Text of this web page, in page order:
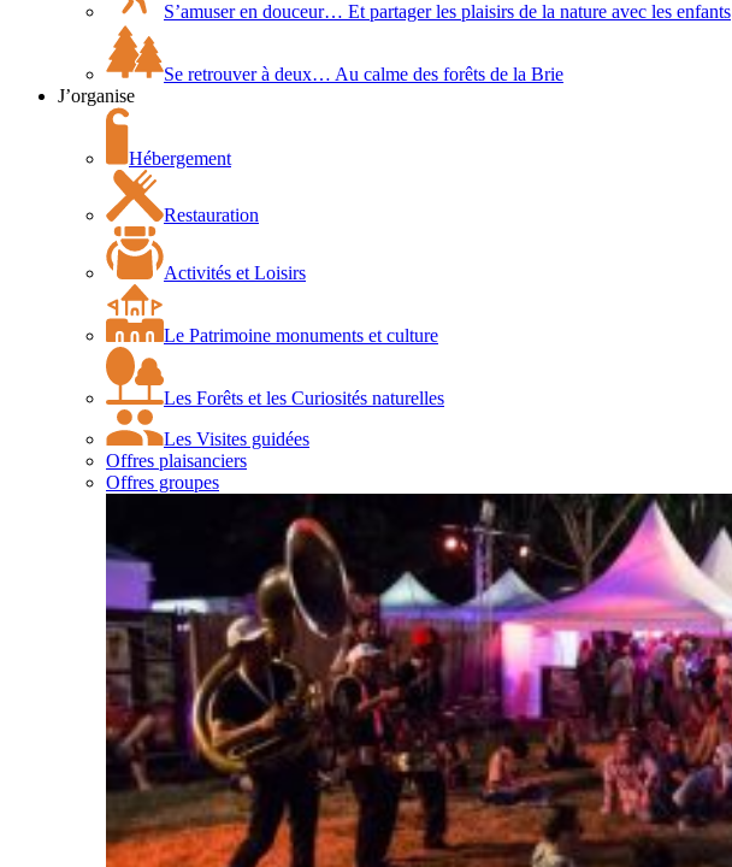
S’amuser en douceur… Et partager les plaisirs de la nature avec les enfants
Se retrouver à deux… Au calme des forêts de la Brie
J’organise
Hébergement
Restauration
Activités et Loisirs
Le Patrimoine monuments et culture
Les Forêts et les Curiosités naturelles
Les Visites guidées
Offres plaisanciers
Offres groupes